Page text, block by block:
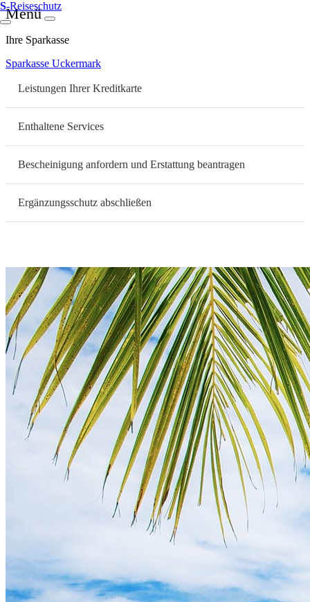
S-Reiseschutz
Menü
Ihre Sparkasse
Sparkasse Uckermark
Leistungen Ihrer Kreditkarte
Enthaltene Services
Bescheinigung anfordern und Erstattung beantragen
Ergänzungsschutz abschließen